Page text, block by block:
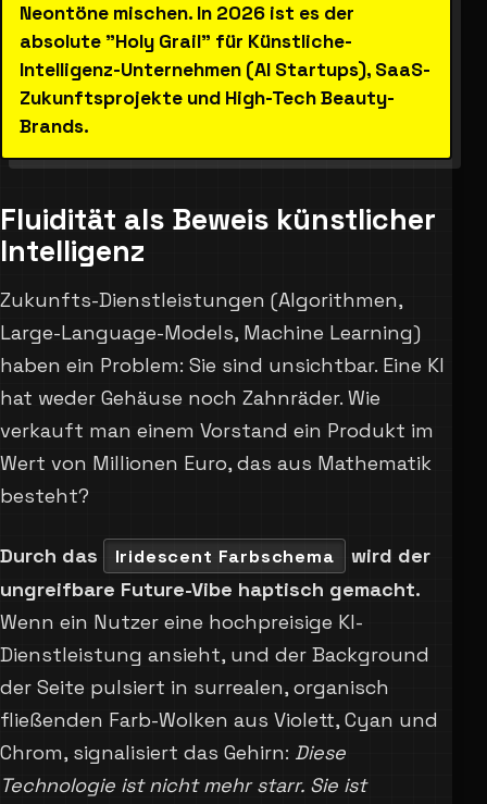
Neontöne mischen. In 2026 ist es der
absolute "Holy Grail" für Künstliche-
Intelligenz-Unternehmen (AI Startups), SaaS-
Zukunftsprojekte und High-Tech Beauty-
Brands.
Fluidität als Beweis künstlicher
Intelligenz
Zukunfts-Dienstleistungen (Algorithmen,
Large-Language-Models, Machine Learning)
haben ein Problem: Sie sind unsichtbar. Eine KI
hat weder Gehäuse noch Zahnräder. Wie
verkauft man einem Vorstand ein Produkt im
Wert von Millionen Euro, das aus Mathematik
besteht?
Durch das Iridescent Farbschema
wird der
ungreifbare Future-Vibe haptisch gemacht.
Wenn ein Nutzer eine hochpreisige KI-
Dienstleistung ansieht, und der Background
der Seite pulsiert in surrealen, organisch
fließenden Farb-Wolken aus Violett, Cyan und
Chrom, signalisiert das Gehirn: Diese
Technologie ist nicht mehr starr. Sie ist